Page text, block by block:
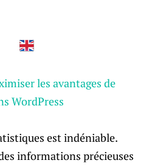
les avantages de
WordPress
est indéniable.
informations précieuses